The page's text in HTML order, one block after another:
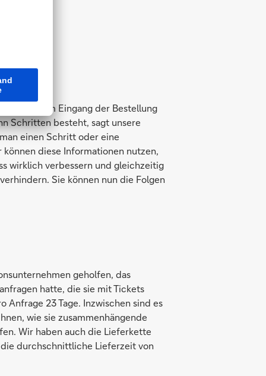
vom Eingang der Bestellung
Schritten besteht, sagt unsere
einen Schritt oder eine
diese Informationen nutzen,
wirklich verbessern und gleichzeitig
Sie können nun die Folgen
geholfen, das
hatte, die sie mit Tickets
23 Tage. Inzwischen sind es
wie sie zusammenhängende
Wir haben auch die Lieferkette
durchschnittliche Lieferzeit von